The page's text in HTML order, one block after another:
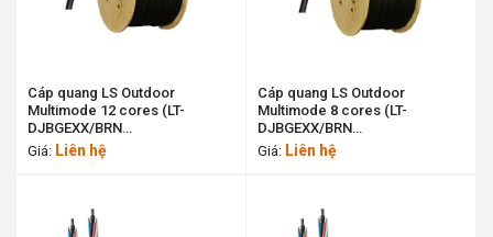
Cáp quang LS Outdoor
Multimode 12 cores (LT-
DJBGEXX/BRN
MX12XX(06T2.00)) LS cable
Giá: Liên hệ
Cáp quang LS Outdoor
Multimode 8 cores (LT-
DJBGEXX/BRN
MX8XXX(06T2.00)) LS cable
Giá: Liên hệ